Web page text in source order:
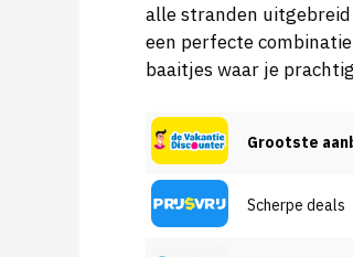
alle stranden
een perfecte
baaitjes waar je
Grootste
Scherpe deals